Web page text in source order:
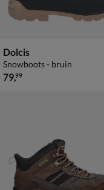
Dolcis
Snowboots - bruin
€ 79,99
79,99